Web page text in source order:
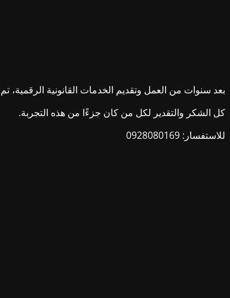
بعد سنوات من العمل وتقديم الخدمات القانونية الرقمية، تم
كل الشكر والتقدير لكل من كان جزءًا من هذه التجربة.
للاستفسار: 0928080169